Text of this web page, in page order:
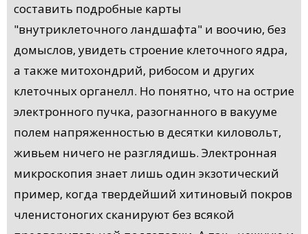
составить подробные карты
"внутриклеточного ландшафта" и воочию, без
домыслов, увидеть строение клеточного ядра,
а также митохондрий, рибосом и других
клеточных органелл. Но понятно, что на острие
электронного пучка, разогнанного в вакууме
полем напряженностью в десятки киловольт,
живьем ничего не разглядишь. Электронная
микроскопия знает лишь один экзотический
пример, когда твердейший хитиновый покров
членистоногих сканируют без всякой